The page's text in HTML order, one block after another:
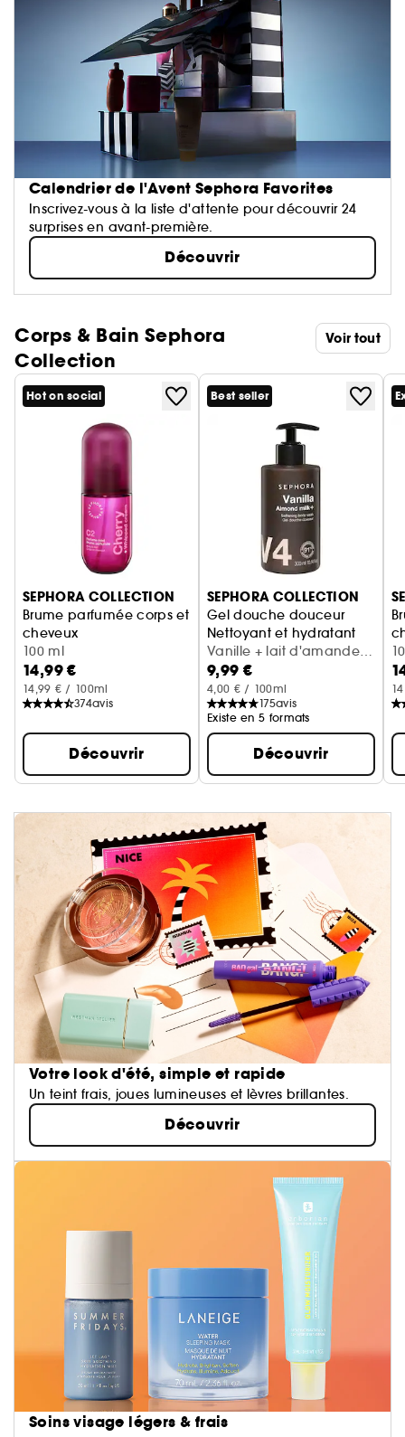
Calendrier de l'Avent Sephora Favorites
Inscrivez-vous à la liste d'attente pour découvrir 24
surprises en avant-première.
Découvrir
Corps & Bain Sephora
Collection
Voir tout
Ignorer le carrousel produits
Hot on social
SEPHORA COLLECTION
Brume parfumée corps et
cheveux
Cerise + crème fouettée
100 ml
14,99 €
14,99 € / 100ml
374avis
Découvrir
Best seller
SEPHORA COLLECTION
Gel douche douceur
Nettoyant et hydratant
Vanille + lait d'amande
(300 ml)
9,99 €
4,00 € / 100ml
175avis
Existe en 5 formats
Découvrir
Votre look d'été, simple et rapide
Un teint frais, joues lumineuses et lèvres brillantes.
Découvrir
Soins visage légers & frais